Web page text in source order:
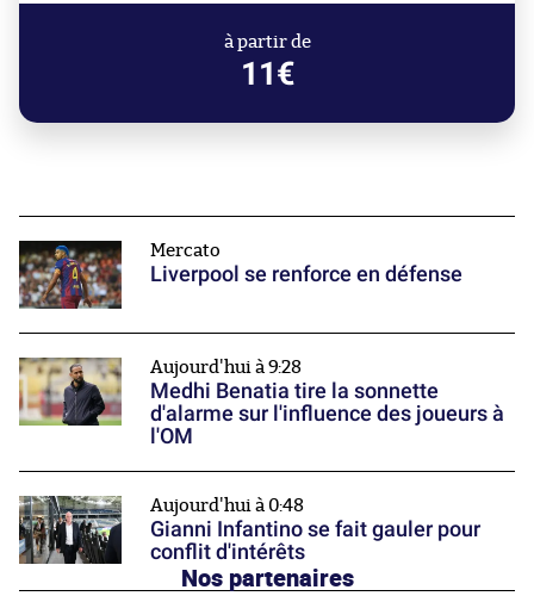
à partir de
11€
Mercato
Liverpool se renforce en défense
Aujourd'hui à 9:28
Medhi Benatia tire la sonnette
d'alarme sur l'influence des joueurs à
l'OM
Aujourd'hui à 0:48
Gianni Infantino se fait gauler pour
conflit d'intérêts
Nos partenaires